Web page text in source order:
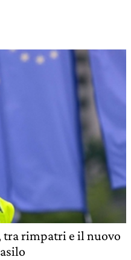
tra rimpatri e il nuovo